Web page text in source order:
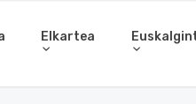
Elkartea